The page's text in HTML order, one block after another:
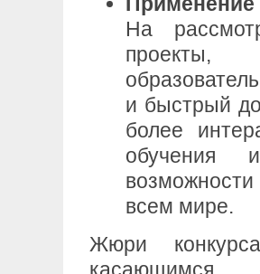
На
проекты,
и быстрый
более
обучения
всем мире.
Жюри